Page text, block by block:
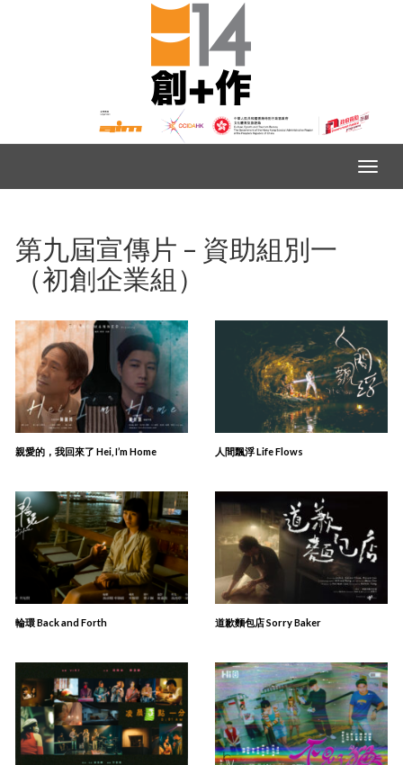
第九屆宣傳片 – 資助組別一
（初創企業組）
親愛的，我回來了 Hei, I’m Home 人間飄浮 Life Flows
輪環 Back and Forth 道歉麵包店 Sorry Baker